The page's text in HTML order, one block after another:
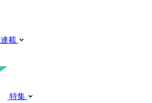
連載
特集